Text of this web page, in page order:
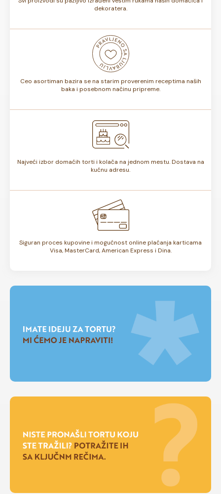
dekoratera.
Ceo asortiman bazira se na starim proverenim receptima naših
baka i posebnom načinu pripreme.
Najveći izbor domaćih torti i kolača na jednom mestu. Dostava na
kućnu adresu.
Siguran proces kupovine i mogućnost online plaćanja karticama
Visa, MasterCard, American Express i Dina.